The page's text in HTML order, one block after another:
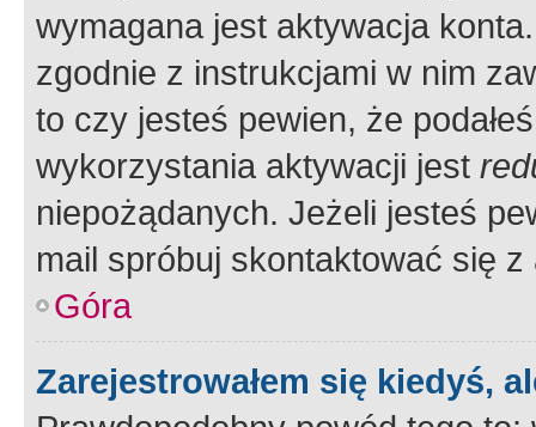
wymagana jest aktywacja
zgodnie z instrukcjami w nim
to czy jesteś pewien, że
wykorzystania aktywacji jest
niepożądanych. Jeżeli jesteś
mail spróbuj skontaktować się
Góra
Zarejestrowałem się kiedyś,